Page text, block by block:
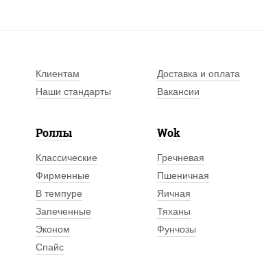
Клиентам Доставка и оплата
Наши стандарты Вакансии
Роллы
Классические
Фирменные
В темпуре
Запеченные
Эконом
Спайс
Wok
Гречневая
Пшеничная
Яичная
Тяханы
Фунчозы